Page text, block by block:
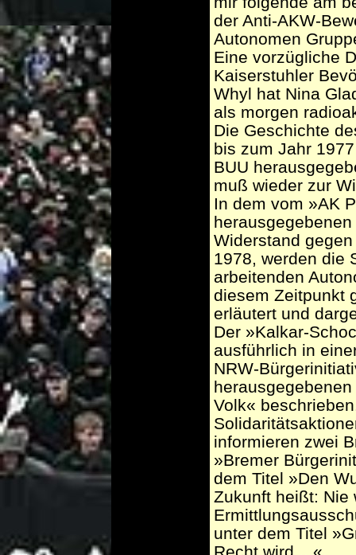
der Anti-AKW-
Autonomen
Eine vorzügliche
Kaiserstuhler
Whyl hat Nina
als morgen
Die Geschichte
bis zum Jahr
BUU
muß wieder zur
In dem vom »AK
Widerstand
1978, werden die
arbeitenden
diesem Zeitpunkt
erläutert und
Der »Kalkar-
ausführlich in
NRW-
Volk«
informieren zwei
»Bremer
dem Titel »Den
Zukunft heißt: Nie
unter dem Titel